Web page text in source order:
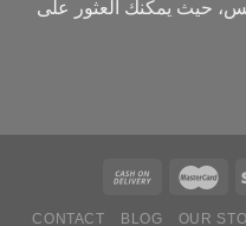
حيث يمكنك العثور على
OUR
BLOG
CONTACT